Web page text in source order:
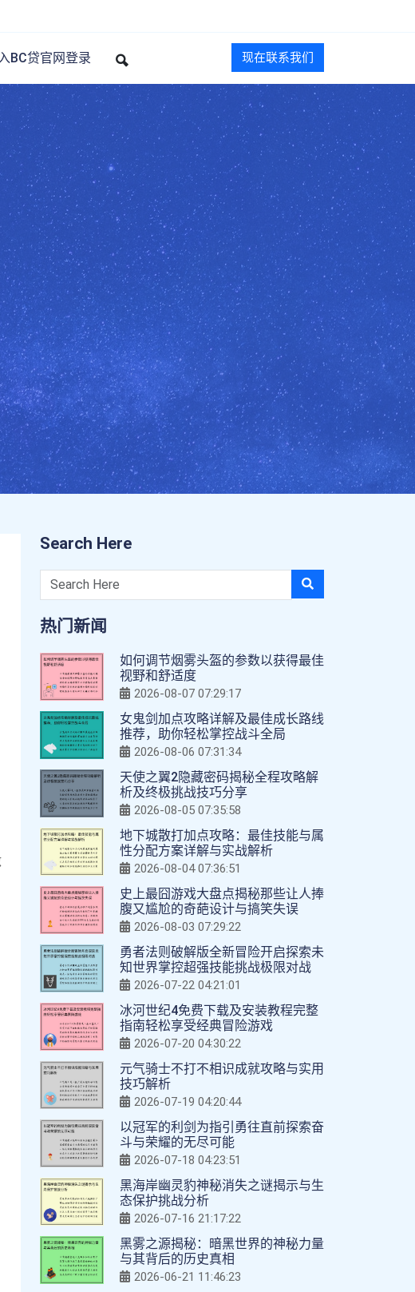
BC贷官网登录 现在联系我们
Search Here
热门新闻
如何调节烟雾头盔的参数以获得最佳
视野和舒适度
2026-08-07 07:29:17
女鬼剑加点攻略详解及最佳成长路线
推荐，助你轻松掌控战斗全局
2026-08-06 07:31:34
天使之翼2隐藏密码揭秘全程攻略解
析及终极挑战技巧分享
2026-08-05 07:35:58
地下城散打加点攻略：最佳技能与属
性分配方案详解与实战解析
2026-08-04 07:36:51
史上最囧游戏大盘点揭秘那些让人捧
腹又尴尬的奇葩设计与搞笑失误
2026-08-03 07:29:22
勇者法则破解版全新冒险开启探索未
知世界掌控超强技能挑战极限对战
2026-07-22 04:21:01
冰河世纪4免费下载及安装教程完整
指南轻松享受经典冒险游戏
2026-07-20 04:30:22
元气骑士不打不相识成就攻略与实用
技巧解析
2026-07-19 04:20:44
以冠军的利剑为指引勇往直前探索奋
斗与荣耀的无尽可能
2026-07-18 04:23:51
黑海岸幽灵豹神秘消失之谜揭示与生
态保护挑战分析
2026-07-16 21:17:22
黑雾之源揭秘：暗黑世界的神秘力量
与其背后的历史真相
2026-06-21 11:46:23